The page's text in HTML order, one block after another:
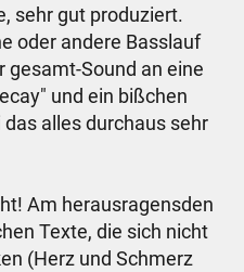
sehr gut produziert.
oder andere Basslauf
gesamt-Sound an eine
und ein bißchen
alles durchaus sehr
Am herausragensden
Texte, die sich nicht
(Herz und Schmerz